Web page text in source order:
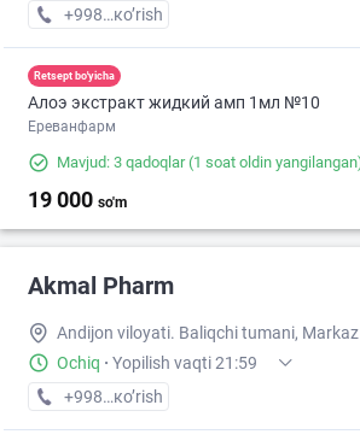
+998 (88) XXX-XX-XX
кo’rish
Retsept bo'yicha
Алоэ экстракт жидкий амп 1мл №10
Ереванфарм
Mavjud: 3 qadoqlar(1 soat oldin
19 000 so'm
Akmal Pharm
Andijon viloyati. Baliqchi tumani,
Ochiq · Yopilish vaqti 21:59
+998 (91) XXX-XX-XX
кo’rish